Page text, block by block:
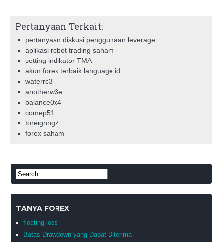
Pertanyaan Terkait:
pertanyaan diskusi penggunaan leverage
aplikasi robot trading saham
setting indikator TMA
akun forex terbaik language:id
waterrc3
anotherw3e
balance0x4
comep51
foreignng2
forex saham
TANYA FOREX
floating loss
Batas Drawdown yang Dapat Diterima